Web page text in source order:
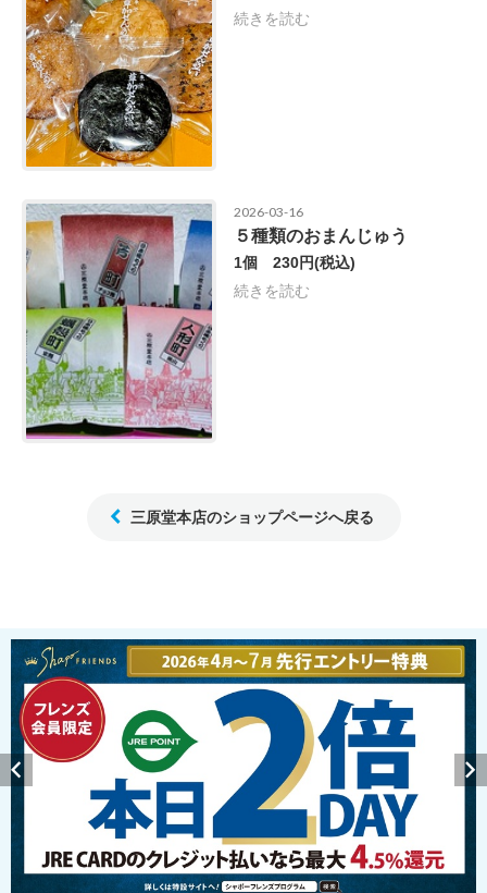
続きを読む
2026-03-16
５種類のおまんじゅう
1個 230円(税込)
続きを読む
三原堂本店のショップページへ戻る